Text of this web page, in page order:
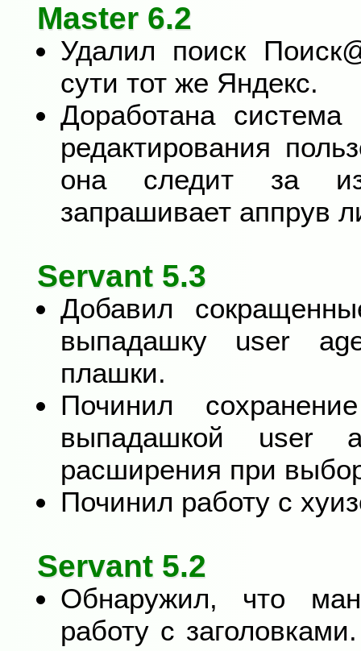
Master 6.2
Удалил поиск
сути тот же Яндекс.
Доработана
редактирования
она следит за
запрашивает аппрув
Servant 5.3
Добавил
выпадашку user
плашки.
Починил
выпадашкой user
расширения при
Починил работу с
Servant 5.2
Обнаружил, что
работу с